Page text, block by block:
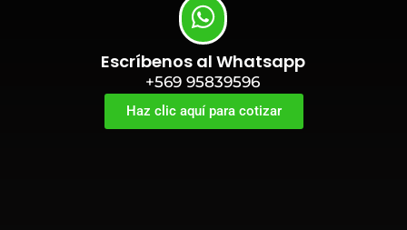
Escríbenos al Whatsapp
+569 95839596
Haz clic aquí para cotizar